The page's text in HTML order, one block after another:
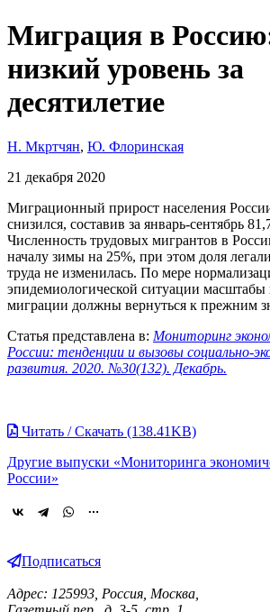
Миграция в
низкий уровень за
десятилетие
Н. Мкртчян, Ю. Флоринская
21 декабря 2020
Миграционный прирост населения
снизился, составив за январь-сентябрь
Численность трудовых мигрантов в
началу зимы на 25%, при этом доля
труда не изменилась. По мере
эпидемиологической ситуации масштабы
миграции должны вернуться к прежним
Статья представлена в: Мониторинг
России: тенденции и вызовы социально-
развития. 2020. №30(132). Декабрь.
Читать / Скачать (138.41KB)
Другие выпуски «Мониторинга
России»
Подписаться
Адрес: 125993, Россия, Москва,